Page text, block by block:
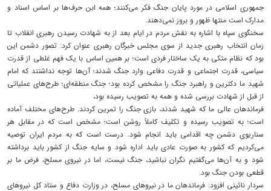
جمهوری اسلامی در مورد پایان جنگ فکر می‌کنند؛ همه ابن حرف‌ها بر اساس اسناد و
مدارک است منتها ظهور و بروز نمی‌دهند.
سخنگوی سپاه با اشاره به نقش مردم در ایام بعد از به شهادت رسیدن رهبری انقلاب تا
زمان انتخاب رهبری جدید از سوی مجلس خبرگان رهبری عنوان کرد: تصور دشمن این
بود که نظام متکی به یک ساختار فردی است؛ بر همین اساس با یک فهم غلطی از قدرت
سیاسی، قدرت اجتماعی و قدرت دفاعی وارد جنگ شدند؛ آن‌ها توجه نداشتند که امام
شهید ما دکترین و راهبرد جنگ را مشخص کرده بود؛ جنگ منطقه‌ای؛ طرح‌های عملیاتی
از قبل از شهادت بررسی شده و همه به تصویب رسیده بود،
فرماندهان عالی ما که شهید شدند، بازی جنگ را تمرین کردند. طرح‌های مختلف آماده
است؛ به تصویب رسیده و تکلیف کاملاً روشن است؛ مشخص است که در مقابل هر
سناریوی دشمن چه اقدامی باید انجام شود. درست است که به مردم ایران توصیه
می‌کردیم که کشور به صورت عادی باید اداره شود و سایه جنگ از کشور باید برداشته
شود و به آن‌ها می‌گفتیم نگران نباشید، جنگ نیست، اما در نیروی مسلح، فرض ما بر
قطعی بودن جنگ بود.
سردار نائینی افزود: فرماندهان ما در نیروهای مسلح، در وزارت دفاع و ستاد کل نیروهای